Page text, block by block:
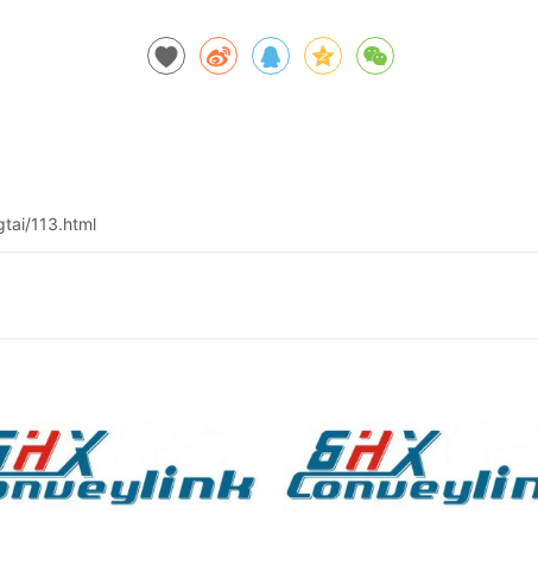
113.html